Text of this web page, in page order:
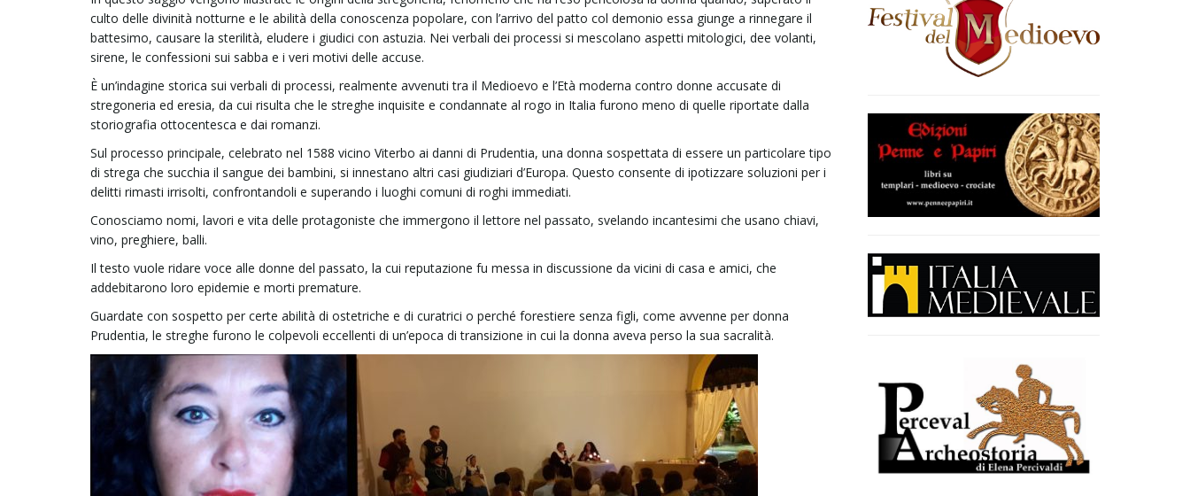
culto delle divinità notturne e le abilità della conoscenza popolare, con l’arrivo del patto col demonio essa giunge a rinnegare il
battesimo, causare la sterilità, eludere i giudici con astuzia. Nei verbali dei processi si mescolano aspetti mitologici, dee volanti,
sirene, le confessioni sui sabba e i veri motivi delle accuse.
È un’indagine storica sui verbali di processi, realmente avvenuti tra il Medioevo e l’Età moderna contro donne accusate di
stregoneria ed eresia, da cui risulta che le streghe inquisite e condannate al rogo in Italia furono meno di quelle riportate dalla
storiografia ottocentesca e dai romanzi.
Sul processo principale, celebrato nel 1588 vicino Viterbo ai danni di Prudentia, una donna sospettata di essere un particolare tipo
di strega che succhia il sangue dei bambini, si innestano altri casi giudiziari d’Europa. Questo consente di ipotizzare soluzioni per i
delitti rimasti irrisolti, confrontandoli e superando i luoghi comuni di roghi immediati.
Conosciamo nomi, lavori e vita delle protagoniste che immergono il lettore nel passato, svelando incantesimi che usano chiavi,
vino, preghiere, balli.
Il testo vuole ridare voce alle donne del passato, la cui reputazione fu messa in discussione da vicini di casa e amici, che
addebitarono loro epidemie e morti premature.
Guardate con sospetto per certe abilità di ostetriche e di curatrici o perché forestiere senza figli, come avvenne per donna
Prudentia, le streghe furono le colpevoli eccellenti di un’epoca di transizione in cui la donna aveva perso la sua sacralità.